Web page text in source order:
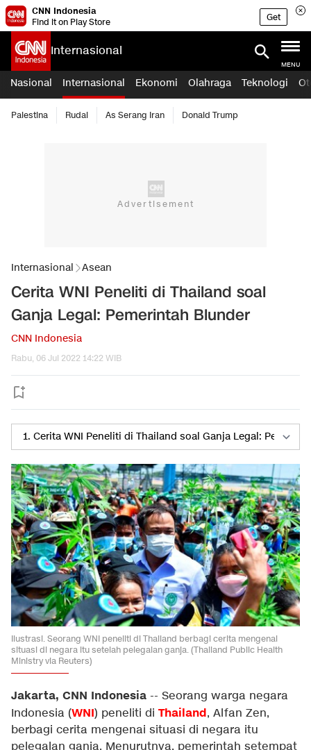
CNN Indonesia
Find it on Play Store
Get
Internasional
MENU
Nasional Internasional Ekonomi Olahraga Teknologi
Palestina Rudal As Serang Iran Donald Trump
Internasional Asean
Cerita WNI Peneliti di Thailand soal
Ganja Legal: Pemerintah Blunder
CNN Indonesia
Rabu, 06 Jul 2022 14:22 WIB
Ilustrasi. Seorang WNI peneliti di Thailand berbagi cerita mengenai
situasi di negara itu setelah pelegalan ganja. (Thailand Public Health
Ministry via Reuters)
Jakarta, CNN Indonesia -- Seorang warga negara
Indonesia (WNI) peneliti di Thailand, Alfan Zen,
berbagi cerita mengenai situasi di negara itu
pelegalan ganja. Menurutnya, pemerintah setempat